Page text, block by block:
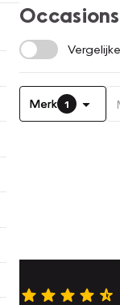
Occasions
Merk 1